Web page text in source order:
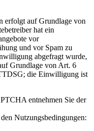
erfolgt auf Grundlage von
hat ein
vor
und vor Spam zu
abgefragt wurde,
Grundlage von Art. 6
die Einwilligung ist
entnehmen Sie der
Nutzungsbedingungen: